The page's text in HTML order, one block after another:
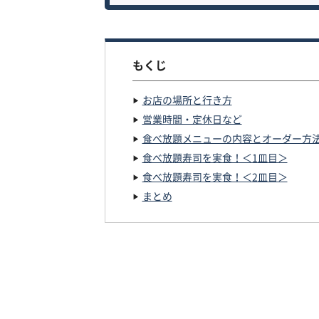
もくじ
お店の場所と行き方
営業時間・定休日など
食べ放題メニューの内容とオーダー方
食べ放題寿司を実食！＜1皿目＞
食べ放題寿司を実食！＜2皿目＞
まとめ